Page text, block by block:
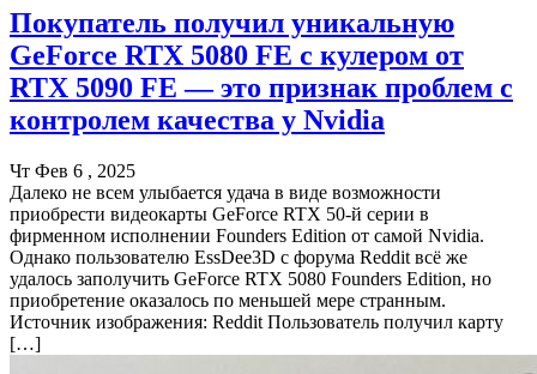
Покупатель получил уникальную
GeForce RTX 5080 FE с кулером от
RTX 5090 FE — это признак проблем с
контролем качества у Nvidia
Чт Фев 6 , 2025
Далеко не всем улыбается удача в виде возможности
приобрести видеокарты GeForce RTX 50-й серии в
фирменном исполнении Founders Edition от самой Nvidia.
Однако пользователю EssDee3D с форума Reddit всё же
удалось заполучить GeForce RTX 5080 Founders Edition, но
приобретение оказалось по меньшей мере странным.
Источник изображения: Reddit Пользователь получил карту
[…]